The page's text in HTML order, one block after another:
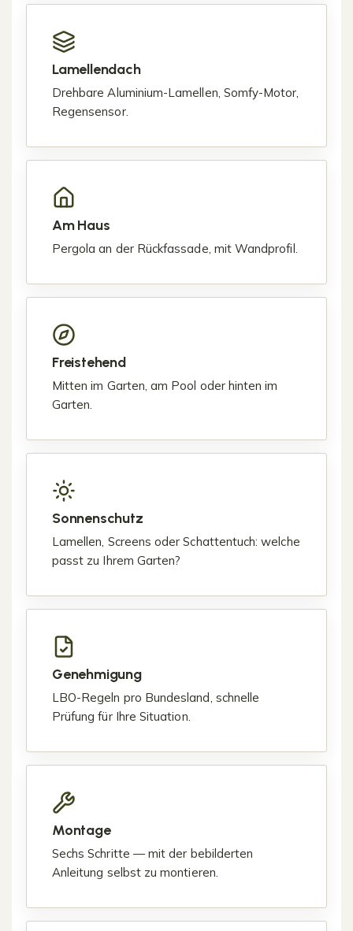
Lamellendach
Drehbare Aluminium-Lamellen, Somfy-Motor,
Regensensor.
Am Haus
Pergola an der Rückfassade, mit Wandprofil.
Freistehend
Mitten im Garten, am Pool oder hinten im
Garten.
Sonnenschutz
Lamellen, Screens oder Schattentuch: welche
passt zu Ihrem Garten?
Genehmigung
LBO-Regeln pro Bundesland, schnelle
Prüfung für Ihre Situation.
Montage
Sechs Schritte — mit der bebilderten
Anleitung selbst zu montieren.